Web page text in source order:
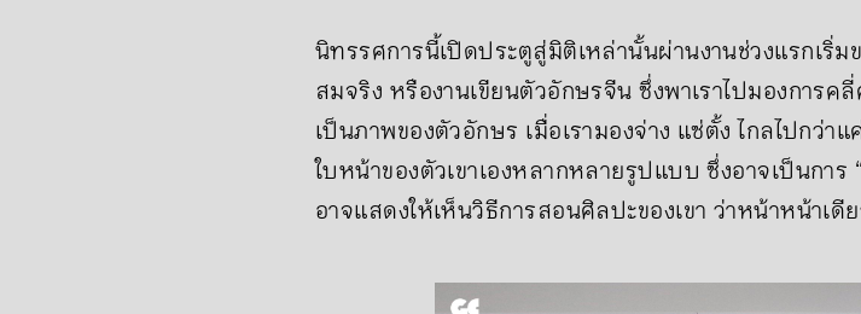
นิทรรศการนี้เปิดประตูสู่มิติเหล่านั้นผ่านงานช่วงแรกเริ่
สมจริง หรืองานเขียนตัวอักษรจีน ซึ่งพาเราไปมองการ
เป็นภาพของตัวอักษร เมื่อเรามองจ่าง แซ่ตั้ง ไกลไปกว่า
ใบหน้าของตัวเขาเองหลากหลายรูปแบบ ซึ่งอาจเป็นกา
อาจแสดงให้เห็นวิธีการสอนศิลปะของเขา ว่าหน้าหน้าเ